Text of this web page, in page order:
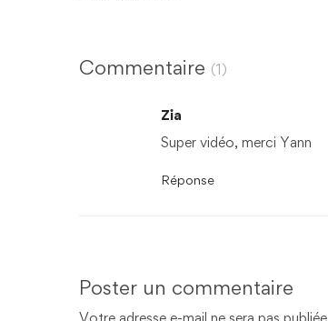
Commentaire (1)
Zia
Super vidéo, merci Yann
Réponse
Poster un commentaire